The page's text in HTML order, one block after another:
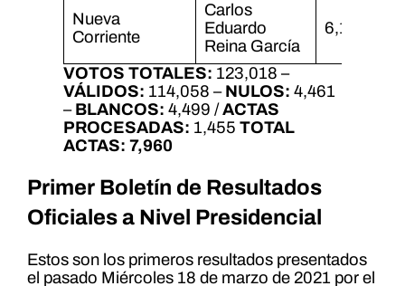
Nueva
Corriente
Carlos
Eduardo
Reina García
6,160
VOTOS TOTALES: 123,018 –
VÁLIDOS: 114,058 – NULOS: 4,461
– BLANCOS: 4,499 /ACTAS
PROCESADAS: 1,455 TOTAL
ACTAS: 7,960
Primer Boletín de Resultados
Oficiales a Nivel Presidencial
Estos son los primeros resultados presentados
el pasado Miércoles 18 de marzo de 2021 por el